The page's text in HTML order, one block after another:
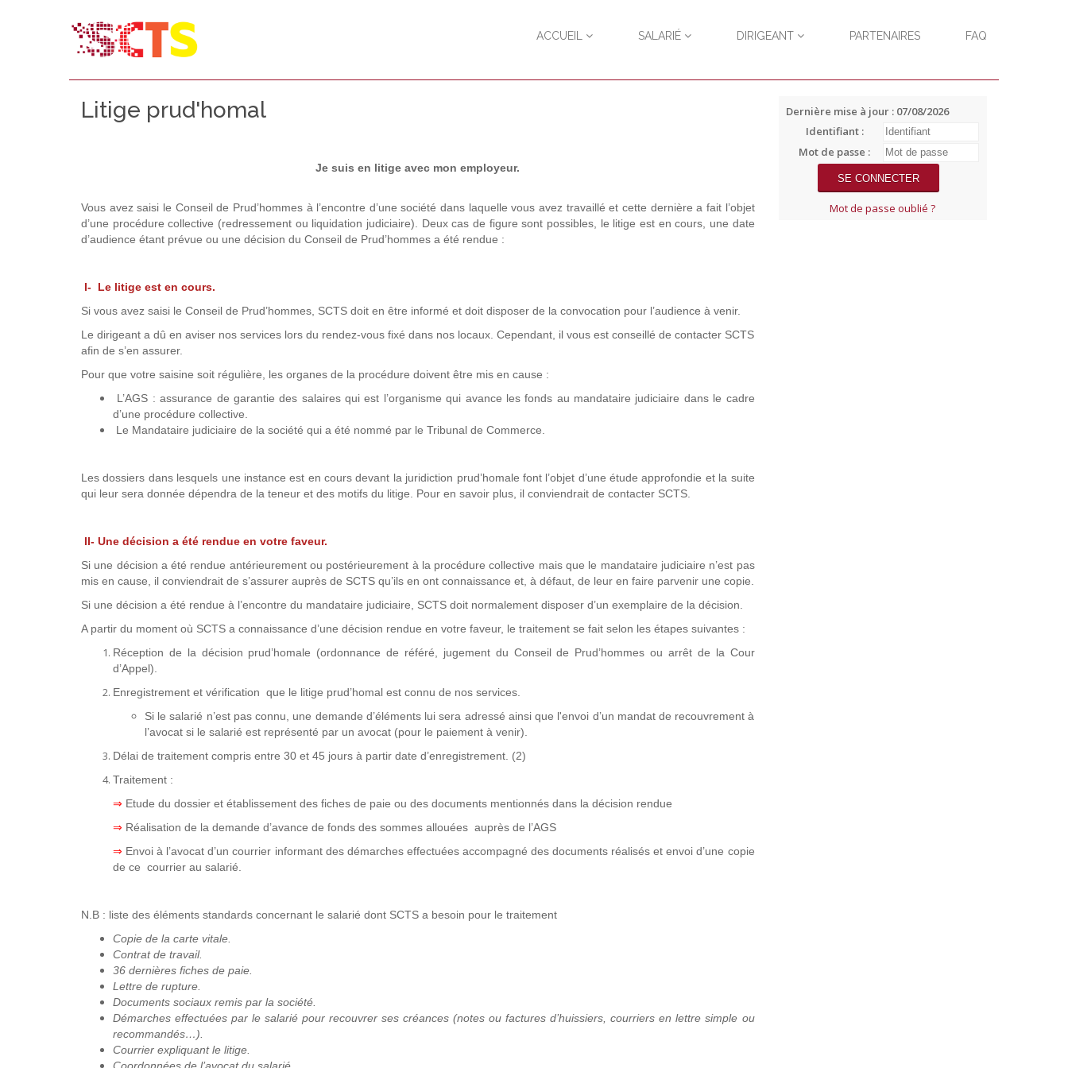
ACCUEIL SALARIÉ DIRIGEANT PARTENAIRES FAQ
Litige prud'homal
Je suis en litige avec mon employeur.
Vous avez saisi le Conseil de Prud’hommes à l’encontre d’une société dans laquelle vous avez travaillé et cette dernière a fait l’objet
d’une procédure collective (redressement ou liquidation judiciaire). Deux cas de figure sont possibles, le litige est en cours, une date
d’audience étant prévue ou une décision du Conseil de Prud’hommes a été rendue :
I- Le litige est en cours.
Si vous avez saisi le Conseil de Prud’hommes, SCTS doit en être informé et doit disposer de la convocation pour l’audience à venir.
Le dirigeant a dû en aviser nos services lors du rendez-vous fixé dans nos locaux. Cependant, il vous est conseillé de contacter SCTS
afin de s’en assurer.
Pour que votre saisine soit régulière, les organes de la procédure doivent être mis en cause :
L’AGS : assurance de garantie des salaires qui est l’organisme qui avance les fonds au mandataire judiciaire dans le cadre
d’une procédure collective.
Le Mandataire judiciaire de la société qui a été nommé par le Tribunal de Commerce.
Les dossiers dans lesquels une instance est en cours devant la juridiction prud’homale font l’objet d’une étude approfondie et la suite
qui leur sera donnée dépendra de la teneur et des motifs du litige. Pour en savoir plus, il conviendrait de contacter SCTS.
II- Une décision a été rendue en votre faveur.
Si une décision a été rendue antérieurement ou postérieurement à la procédure collective mais que le mandataire judiciaire n’est pas
mis en cause, il conviendrait de s’assurer auprès de SCTS qu’ils en ont connaissance et, à défaut, de leur en faire parvenir une copie.
Si une décision a été rendue à l’encontre du mandataire judiciaire, SCTS doit normalement disposer d’un exemplaire de la décision.
A partir du moment où SCTS a connaissance d’une décision rendue en votre faveur, le traitement se fait selon les étapes suivantes :
Réception de la décision prud’homale (ordonnance de référé, jugement du Conseil de Prud’hommes ou arrêt de la Cour
d’Appel).
Enregistrement et vérification que le litige prud’homal est connu de nos services.
Si le salarié n’est pas connu, une demande d’éléments lui sera adressé ainsi que l'envoi d’un mandat de recouvrement à
l’avocat si le salarié est représenté par un avocat (pour le paiement à venir).
Délai de traitement compris entre 30 et 45 jours à partir date d’enregistrement. (2)
Traitement :
⇒ Etude du dossier et établissement des fiches de paie ou des documents mentionnés dans la décision rendue
⇒ Réalisation de la demande d’avance de fonds des sommes allouées auprès de l’AGS
⇒ Envoi à l’avocat d’un courrier informant des démarches effectuées accompagné des documents réalisés et envoi d’une copie
de ce courrier au salarié.
N.B : liste des éléments standards concernant le salarié dont SCTS a besoin pour le traitement
Copie de la carte vitale.
Contrat de travail.
36 dernières fiches de paie.
Lettre de rupture.
Documents sociaux remis par la société.
Démarches effectuées par le salarié pour recouvrer ses créances (notes ou factures d’huissiers, courriers en lettre simple ou
recommandés…).
Courrier expliquant le litige.
Dernière mise à jour : 07/08/2026
Identifiant :
Mot de passe :
Mot de passe oublié ?